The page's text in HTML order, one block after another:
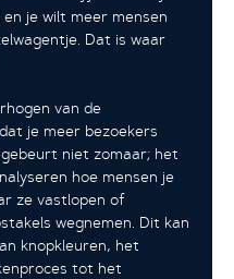
je wilt meer mensen
Dat is waar
van de
je meer bezoekers
niet zomaar; het
hoe mensen je
ze vastlopen of
wegnemen. Dit kan
knopkleuren, het
tot het